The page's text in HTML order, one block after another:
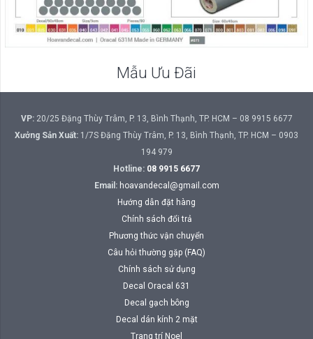
Mẫu Ưu Đãi
VP:20/25 Đặng Thùy Trâm, P. 13, Bình Thạnh, TP. HCM – 08 9915 6677
Xưởng Sản Xuất: 1/7S Đặng Thùy Trâm, P. 13, Bình Thạnh, TP. HCM – 0903
194 979
Hotline: 08 9915 6677
Email: hoavandecal@gmail.com
Hướng dẫn đặt hàng
Chính sách đổi trả
Phương thức vận chuyển
Câu hỏi thường gặp (FAQ)
Chính sách sử dụng
Decal Oracal 631
Decal gạch bông
Decal dán kính 2 mặt
Trang trí Noel